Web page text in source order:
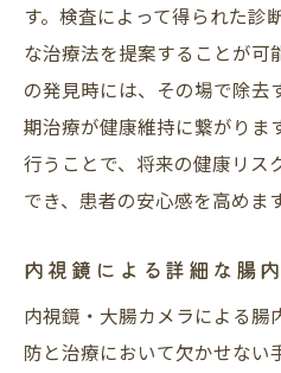
す。検査によって得られた診
な治療法を提案することが可
の発見時には、その場で除去
期治療が健康維持に繋がりま
行うことで、将来の健康リス
でき、患者の安心感を高めます
内視鏡による詳細な腸
内視鏡・大腸カメラによる腸
防と治療において欠かせない